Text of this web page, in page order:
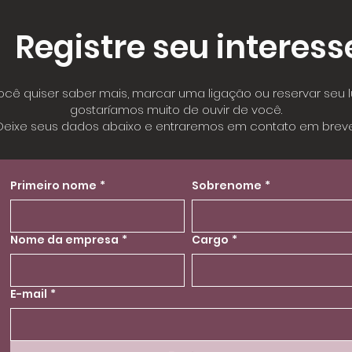
Registre seu
quiser saber mais, marcar uma ligação ou reservar seu
gostaríamos muito de ouvir de você.
seus dados abaixo e entraremos em contato em
Primeiro nome * Sobrenome *
Nome da empresa * Cargo *
E-mail *